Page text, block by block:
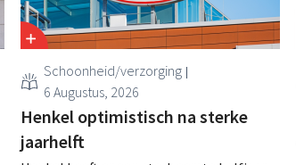
Schoonheid/verzorging
6 Augustus, 2026
Henkel optimistisch na sterke
jaarhelft